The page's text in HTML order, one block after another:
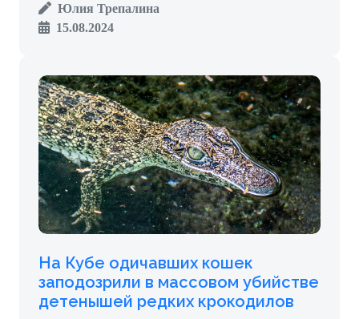
Юлия Трепалина
15.08.2024
На Кубе одичавших кошек
заподозрили в массовом убийстве
детенышей редких крокодилов